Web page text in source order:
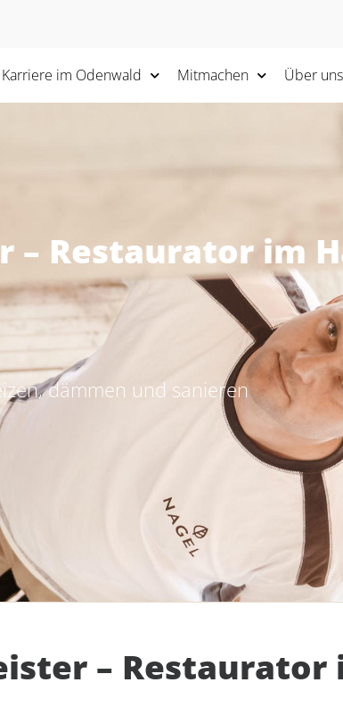
Karriere im Odenwald Mitmachen Über uns
– Restaurator im
dämmen und sanieren
– Restaurator